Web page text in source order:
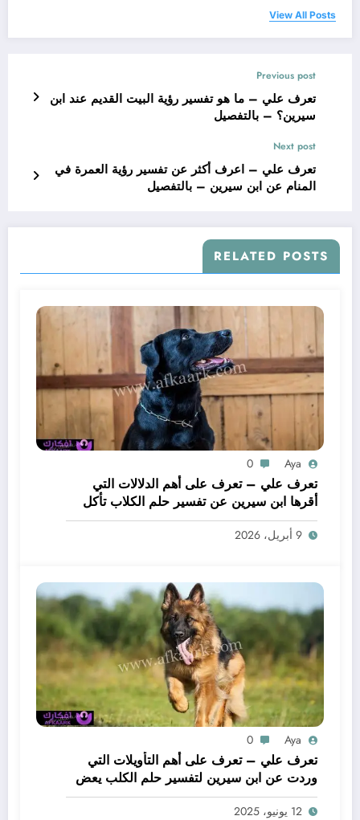
View All Posts
Previous post
تعرف علي – ما هو تفسير رؤية البيت القديم عند ابن
سيرين؟ – بالتفصيل
Next post
تعرف علي – اعرف أكثر عن تفسير رؤية العمرة في
المنام عن ابن سيرين – بالتفصيل
RELATED POSTS
Aya
0
تعرف علي – تعرف على أهم الدلالات التي
أقرها ابن سيرين عن تفسير حلم الكلاب تأكل
لحم – بالتفصيل
9 أبريل، 2026
Aya
0
تعرف علي – تعرف على أهم التأويلات التي
وردت عن ابن سيرين لتفسير حلم الكلب يعض
يدي – بالتفصيل
12 يونيو، 2025